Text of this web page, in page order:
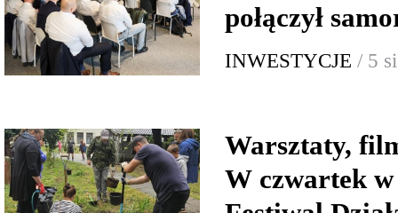
połączył
INWESTYCJE / 5
Warsztaty,
W czwartek